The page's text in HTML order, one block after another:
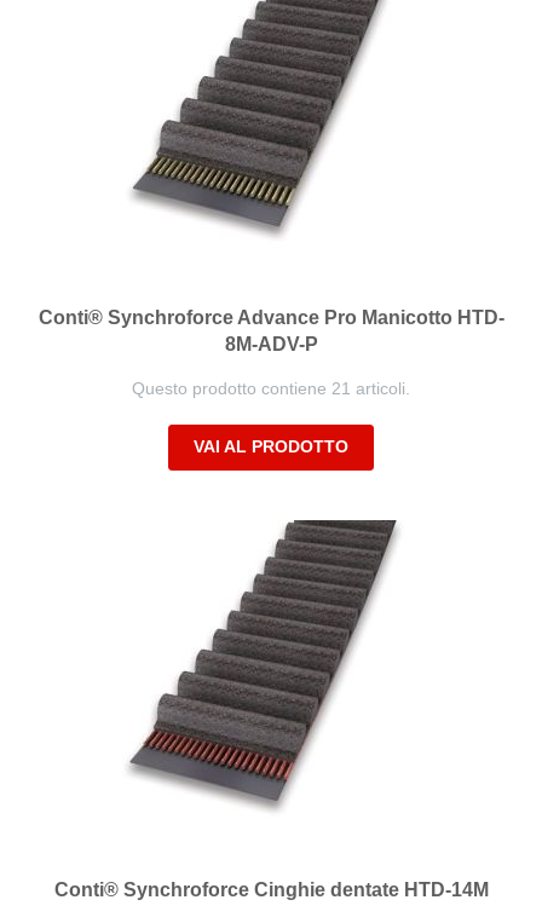
Conti® Synchroforce Advance Pro Manicotto HTD-
8M-ADV-P
Questo prodotto contiene 21 articoli.
VAI AL PRODOTTO
Conti® Synchroforce Cinghie dentate HTD-14M